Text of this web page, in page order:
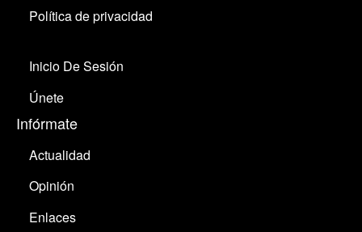
Política de privacidad
Inicio De Sesión
Únete
Infórmate
Actualidad
Opinión
Enlaces